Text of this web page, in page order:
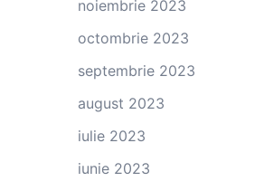
noiembrie 2023
octombrie 2023
septembrie 2023
august 2023
iulie 2023
iunie 2023